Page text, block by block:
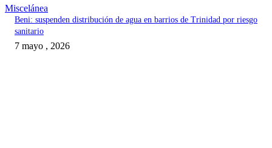
Miscelánea
Beni: suspenden distribución de agua en barrios de Trinidad por riesgo
sanitario
7 mayo , 2026